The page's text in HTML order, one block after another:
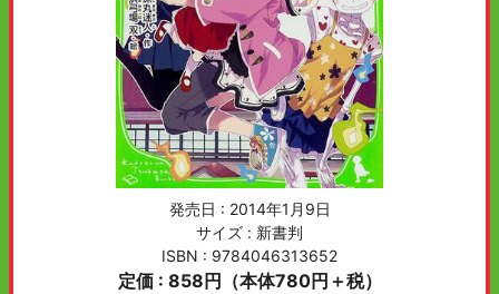
発売日 : 2014年1月9日
サイズ : 新書判
ISBN : 9784046313652
定価 : 858円（本体780円＋税）